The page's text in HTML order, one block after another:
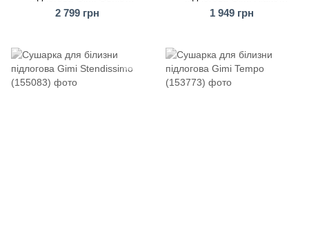
(157187)
2 799 грн
(157182)
1 949 грн